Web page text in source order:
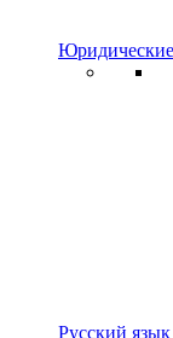
Русский